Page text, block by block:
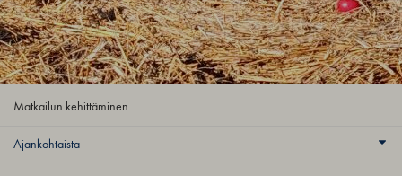
Matkailun kehittäminen
Ajankohtaista